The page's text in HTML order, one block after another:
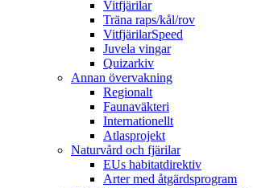
Vitfjärilar
Träna raps/kål/rov
VitfjärilarSpeed
Juvela vingar
Quizarkiv
Annan övervakning
Regionalt
Faunaväkteri
Internationellt
Atlasprojekt
Naturvård och fjärilar
EUs habitatdirektiv
Arter med åtgärdsprogram